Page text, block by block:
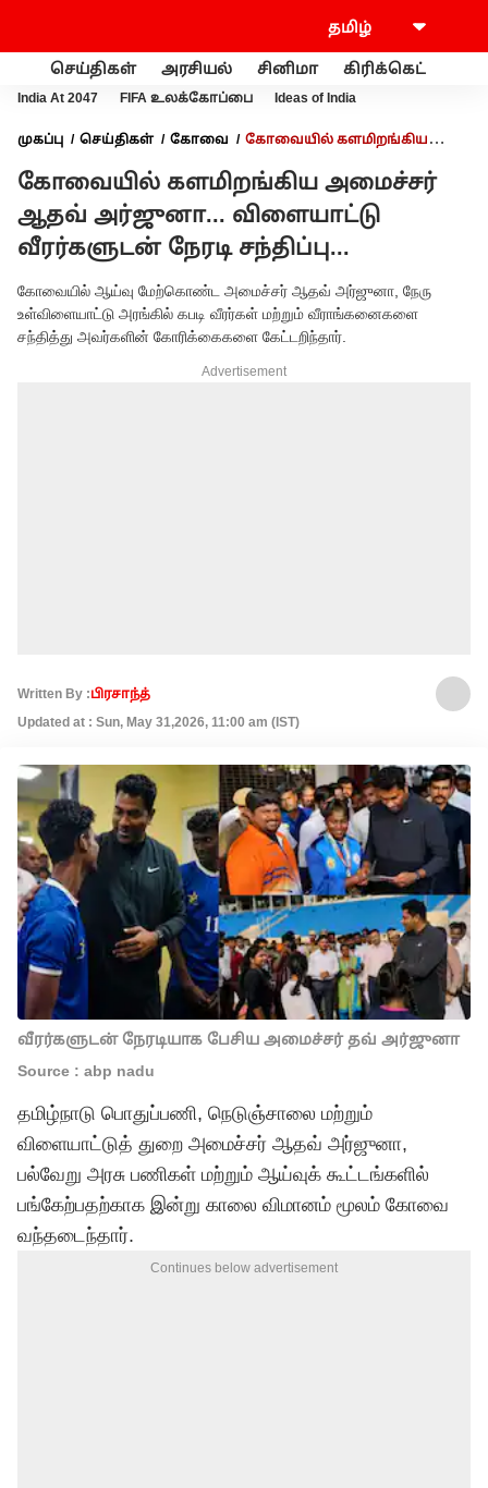
செய்திகள் அரசியல் சினிமா கிரிக்கெட்
India At 2047 FIFA உலக்கோப்பை Ideas of India
முகப்பு செய்திகள் கோவை
கோவையில் களமிறங்கிய
சந்திப்பு...
கோவையில் களமிறங்கிய அமைச்சர்
ஆதவ் அர்ஜுனா... விளையாட்டு
வீரர்களுடன் நேரடி சந்திப்பு...
கோவையில் ஆய்வு மேற்கொண்ட அமைச்சர் ஆதவ் அர்ஜுனா, நேரு
உள்விளையாட்டு அரங்கில் கபடி வீரர்கள் மற்றும் வீராங்கனைகளை
சந்தித்து அவர்களின் கோரிக்கைகளை கேட்டறிந்தார்.
Advertisement
Written By :பிரசாந்த்
Updated at : Sun, May 31,2026, 11:00 am (IST)
வீரர்களுடன் நேரடியாக பேசிய அமைச்சர் தவ் அர்ஜுனா
Source : abp nadu
தமிழ்நாடு பொதுப்பணி, நெடுஞ்சாலை மற்றும்
விளையாட்டுத் துறை அமைச்சர் ஆதவ் அர்ஜுனா,
பல்வேறு அரசு பணிகள் மற்றும் ஆய்வுக் கூட்டங்களில்
பங்கேற்பதற்காக இன்று காலை விமானம் மூலம் கோவை
வந்தடைந்தார்.
Continues below advertisement